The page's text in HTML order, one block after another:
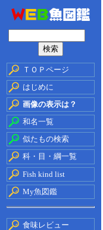
ＴＯＰページ
はじめに
画像の表示は？
和名一覧
似たもの検索
科・目・綱一覧
Fish kind list
My魚図鑑
食味レビュー